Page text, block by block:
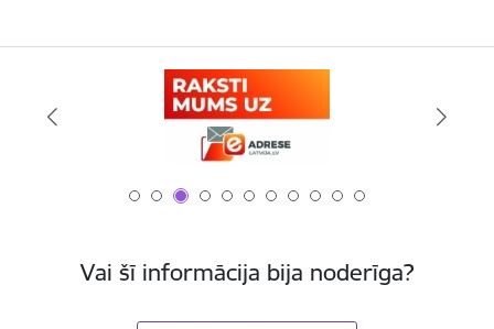
Vai šī informācija bija noderīga?